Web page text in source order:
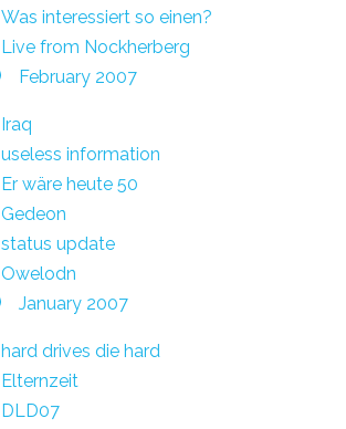
Was interessiert so einen?
Live from Nockherberg
February 2007
Iraq
useless information
Er wäre heute 50
Gedeon
status update
Owelodn
January 2007
hard drives die hard
Elternzeit
DLD07